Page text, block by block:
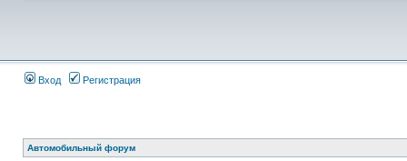
Вход Регистрация
Автомобильный форум